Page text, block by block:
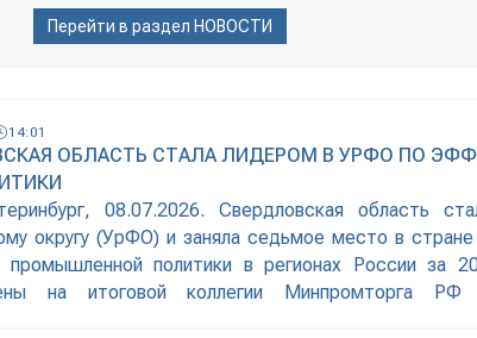
Перейти в раздел НОВОСТИ
14:01
ОБЛАСТЬ СТАЛА ЛИДЕРОМ В УРФО ПО
08.07.2026. Свердловская область
округу (УрФО) и заняла седьмое место в
промышленной политики в регионах России за
на итоговой коллегии Минпромторга